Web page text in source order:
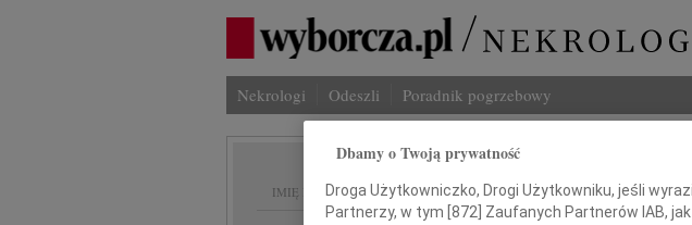
Nekrologi Odeszli Poradnik pogrzebowy
IMIĘ I NAZWISKO:
Dbamy o Twoją prywatność
Droga Użytkowniczko, Drogi Użytkowniku, jeśli
Partnerzy, w tym [872] Zaufanych Partnerów IAB,